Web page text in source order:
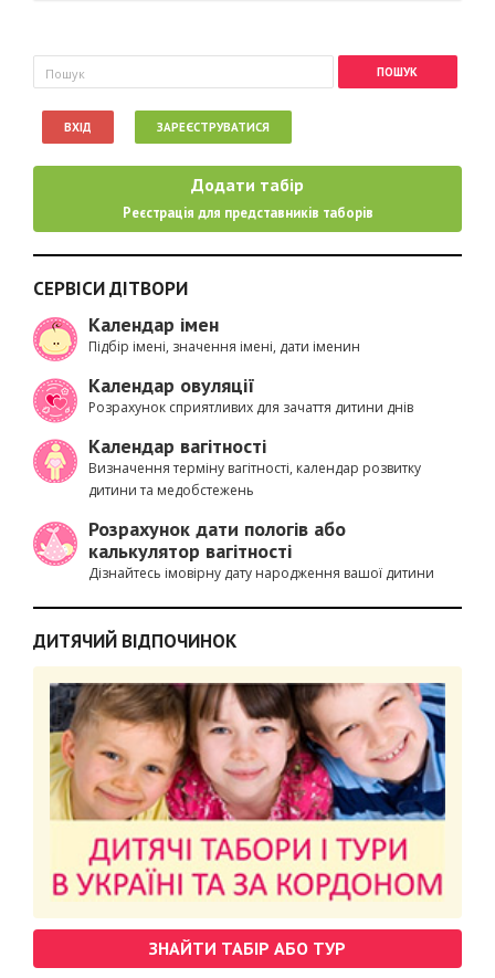
Пошукова форма
Пошук
ВХІД ЗАРЕЄСТРУВАТИСЯ
Додати табір
Реєстрація для представників таборів
СЕРВІСИ ДІТВОРИ
Календар імен
Підбір імені, значення імені, дати іменин
Календар овуляції
Розрахунок сприятливих для зачаття дитини днів
Календар вагітності
Визначення терміну вагітності, календар розвитку
дитини та медобстежень
Розрахунок дати пологів або
калькулятор вагітності
Дізнайтесь імовірну дату народження вашої дитини
ДИТЯЧИЙ ВІДПОЧИНОК
ЗНАЙТИ ТАБІР АБО ТУР